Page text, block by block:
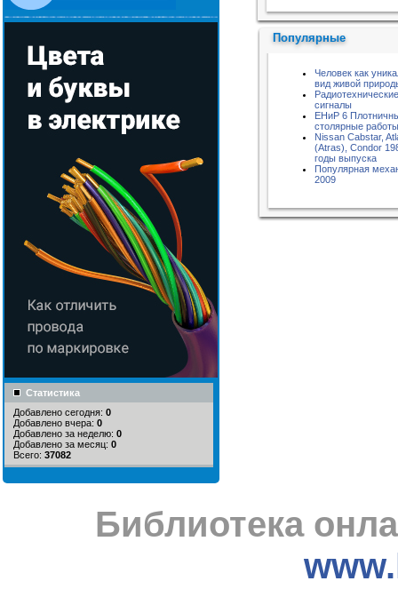
Статистика
Добавлено сегодня: 0
Добавлено вчера: 0
Добавлено за неделю: 0
Добавлено за месяц: 0
Всего: 37082
Популярные
Человек как
вид живой
сигналы
ЕНиР 6
столярные работы
Nissan Cabstar,
(Atras), Condor
годы выпуска
Популярная
2009
Библиотека